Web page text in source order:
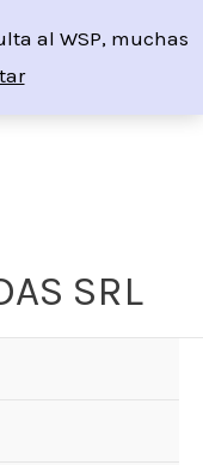
al WSP, muchas
SRL